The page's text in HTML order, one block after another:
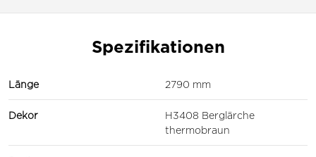
Spezifikationen
Länge 2790 mm
Dekor
H3408 Berglärche
thermobraun